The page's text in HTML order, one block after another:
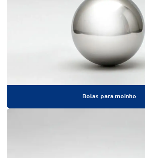
Esferas de polipropileno
Esferas para rolamentos
Esferas de silicato de zircônio
Esferas de tungstênio
Bolas para moinho